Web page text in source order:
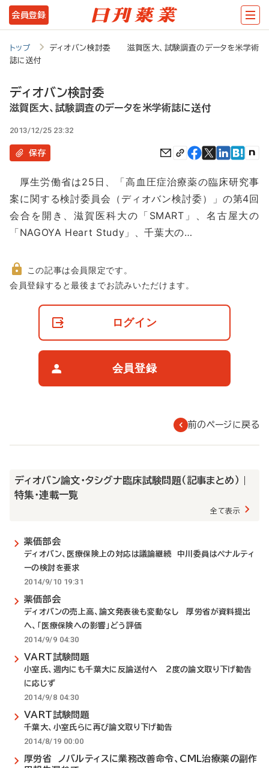
メ
イ
テ
ツ
に
動
会員登録
トップ
ディオバン検討委 滋賀医大、試験調査のデータを米学術
誌に送付
ディオバン検討委
滋賀医大、試験調査のデータを米学術誌に送付
2013/12/25 23:32
保存
厚生労働省は25日、「高血圧症治療薬の臨床研究事
案に関する検討委員会（ディオバン検討委）」の第4回
会合を開き、滋賀医科大の「SMART」、名古屋大の
「NAGOYA Heart Study」、千葉大の…
非
この記事は会員限定です。
会員登録すると最後までお読みいただけます。
ログイン
会員登録
前のページに戻る
ディオバン論文・タシグナ臨床試験問題（記事まとめ） |
特集・連載一覧
全て表示
薬価部会
ディオバン、医療保険上の対応は議論継続 中川委員はペナルティ
ーの検討を要求
2014/9/10 19:31
薬価部会
ディオバンの売上高、論文発表後も変動なし 厚労省が資料提出
へ、「医療保険への影響」どう評価
2014/9/9 04:30
VART試験問題
小室氏、週内にも千葉大に反論送付へ 2度の論文取り下げ勧告
に応じず
2014/9/8 04:30
VART試験問題
千葉大、小室氏らに再び論文取り下げ勧告
2014/8/19 00:00
厚労省 ノバルティスに業務改善命令、CML治療薬の副作